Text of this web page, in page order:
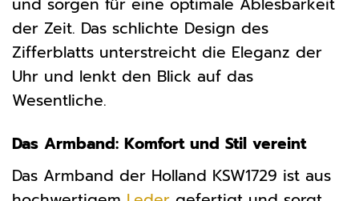
der Zeit. Das schlichte Design des
Zifferblatts unterstreicht die Eleganz der
Uhr und lenkt den Blick auf das
Wesentliche.
Das Armband: Komfort und Stil vereint
Das Armband der Holland KSW1729 ist aus